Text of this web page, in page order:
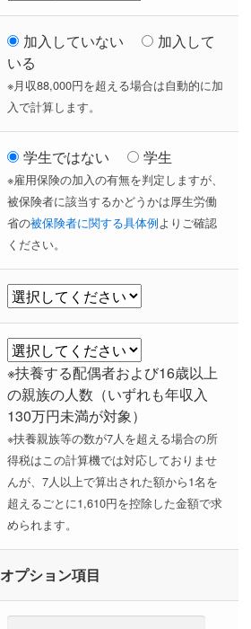
加入していない
加入して
いる
※月収88,000円を超える場合は自動的に加
入で計算します。
学生ではない 学生
※雇用保険の加入の有無を判定しますが、
被保険者に該当するかどうかは厚生労働
省の被保険者に関する具体例よりご確認
ください。
※扶養する配偶者および16歳以上
の親族の人数（いずれも年収入
130万円未満が対象）
※扶養親族等の数が7人を超える場合の所
得税はこの計算機では対応しておりませ
んが、7人以上で算出された額から1名を
超えるごとに1,610円を控除した金額で求
められます。
オプション項目